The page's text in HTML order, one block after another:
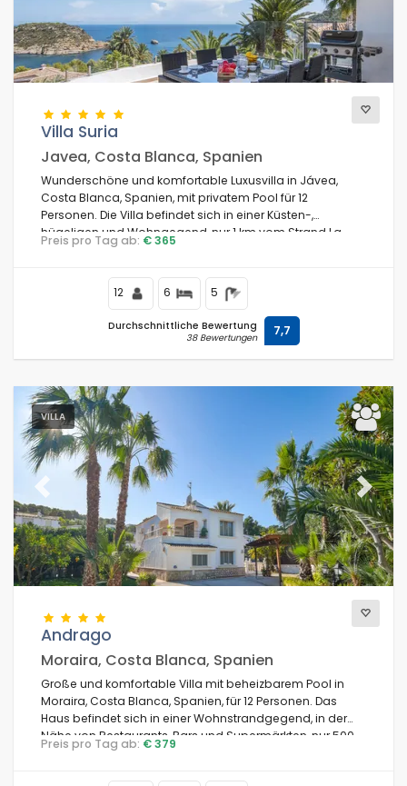
Villa Suria
Javea, Costa Blanca, Spanien
Wunderschöne und komfortable Luxusvilla in Jávea,
Costa Blanca, Spanien, mit privatem Pool für 12
Personen. Die Villa befindet sich in einer Küsten-,
hügeligen und Wohngegend, nur 1 km vom Strand La
Barraca, Jávea entfernt.
Preis pro Tag ab: € 365
12 6 5
Durchschnittliche Bewertung
38 Bewertungen 7,7
VILLA
Previous Next
Andrago
Moraira, Costa Blanca, Spanien
Große und komfortable Villa mit beheizbarem Pool in
Moraira, Costa Blanca, Spanien, für 12 Personen. Das
Haus befindet sich in einer Wohnstrandgegend, in der
Nähe von Restaurants, Bars und Supermärkten, nur 500
m vom Strand Cala Andrago und 0,5 km vom Mittelmeer
Preis pro Tag ab: € 379